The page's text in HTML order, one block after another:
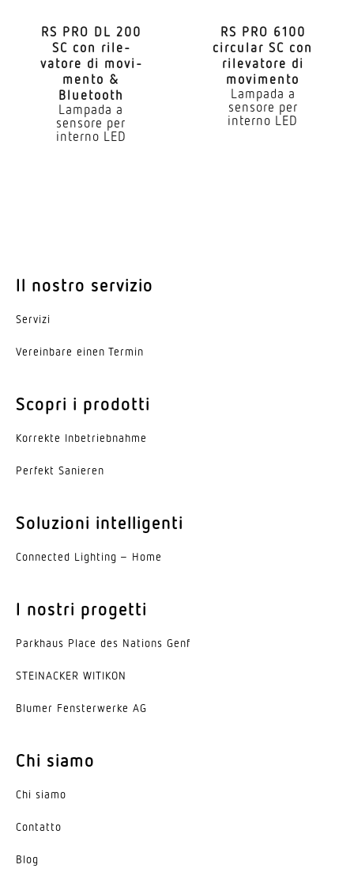
Durata utile LED (25 °C)
50000 h
Grado di protezione
Materiale della copertura
Alluminio
colore
Materiale della copertura
Angolo di emissione
Valore UGR
RS PRO DL 200
SC con rile­
vatore di movi­
mento &
Bluetooth
Lampada a
sensore per
interno LED
RS PRO 6100
circular SC con
rile­vatore di
movimento
Lampada a
sensore per
interno LED
Il nostro servizio
Servizi
Vereinbare einen Termin
Scopri i prodotti
Korrekte Inbe­trieb­nahme
Perfekt Sanieren
Soluzioni intelligenti
Connected Lighting – Home
I nostri progetti
Parkhaus Place des Nations Genf
STEINACKER WITIKON
Blumer Fenster­werke AG
Chi siamo
Chi siamo
Contatto
Blog